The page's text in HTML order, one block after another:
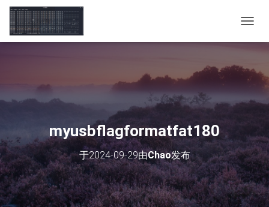
换
myusbflagformatfat180
于2024-09-29由Chao发布